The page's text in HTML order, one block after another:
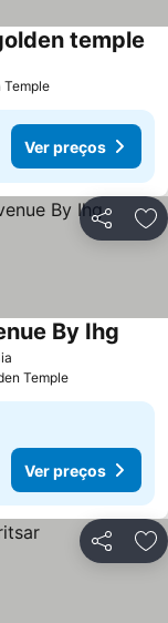
temple
Temple
Ver preços
Partilhar
By Ihg
Temple
Ver preços
Partilhar